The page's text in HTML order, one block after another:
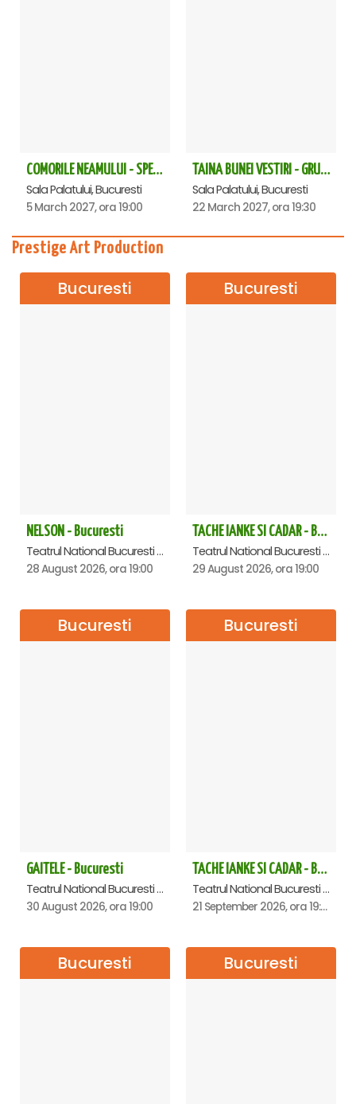
COMORILE NEAMULUI - SPECTACOL EXTRAORDINAR - Sala Palatului
Sala Palatului, Bucuresti
5 March 2027, ora 19:00
TAINA BUNEI VESTIRI - GRUPUL PSALTIC TRONOS la Sala Palatului
Sala Palatului, Bucuresti
22 March 2027, ora 19:30
Prestige Art Production
Bucuresti
NELSON - Bucuresti
Teatrul National Bucuresti - Sala Ion Caramitru, Bucuresti
28 August 2026, ora 19:00
Bucuresti
TACHE IANKE SI CADAR - Bucuresti
Teatrul National Bucuresti - Sala Ion Caramitru, Bucuresti
29 August 2026, ora 19:00
Bucuresti
GAITELE - Bucuresti
Teatrul National Bucuresti - Sala Ion Caramitru, Bucuresti
30 August 2026, ora 19:00
Bucuresti
TACHE IANKE SI CADAR - Bucuresti
Teatrul National Bucuresti - Sala Ion Caramitru, Bucuresti
21 September 2026, ora 19:00
Bucuresti Bucuresti